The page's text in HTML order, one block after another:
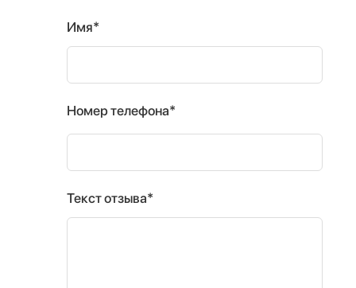
Имя*
Номер телефона*
Текст отзыва*